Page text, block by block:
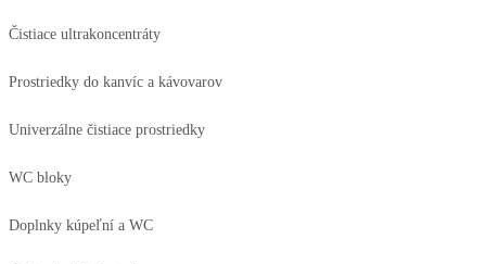
Čistiace ultrakoncentráty
Prostriedky do kanvíc a kávovarov
Univerzálne čistiace prostriedky
WC bloky
Doplnky kúpeľní a WC